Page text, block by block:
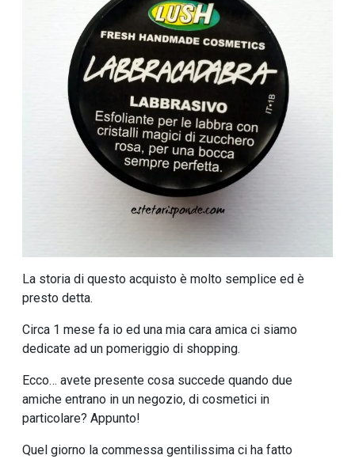
La storia di questo acquisto è molto semplice ed è
presto detta.
Circa 1 mese fa io ed una mia cara amica ci siamo
dedicate ad un pomeriggio di shopping.
Ecco… avete presente cosa succede quando due
amiche entrano in un negozio, di cosmetici in
particolare? Appunto!
Quel giorno la commessa gentilissima ci ha fatto